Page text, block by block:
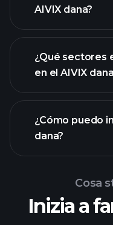
AIVIX dana?
¿Qué sectores
en el AIVIX
¿Cómo puedo
dana?
Cosa
Inizia a